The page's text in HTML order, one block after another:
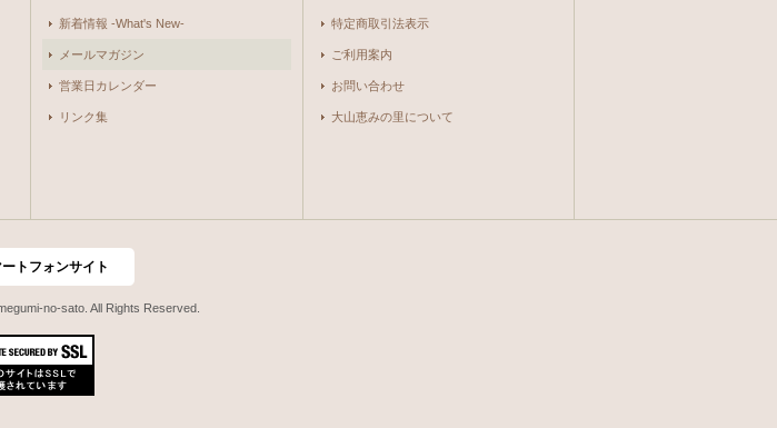
新着情報 -What's New-
メールマガジン
営業日カレンダー
リンク集
特定商取引法表示
ご利用案内
お問い合わせ
大山恵みの里について
ートフォンサイト
no-sato. All Rights Reserved.